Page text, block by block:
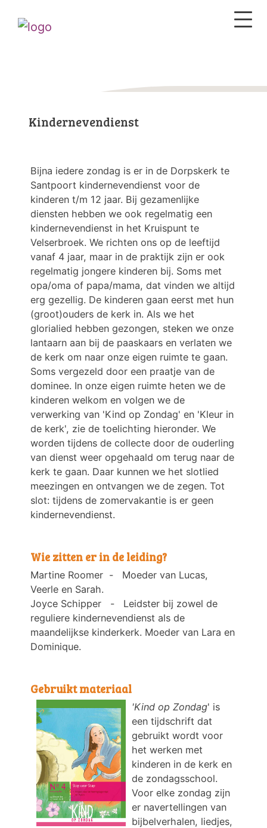
Kindernevendienst
Bijna iedere zondag is er in de Dorpskerk te
Santpoort kindernevendienst voor de
kinderen t/m 12 jaar. Bij gezamenlijke
diensten hebben we ook regelmatig een
kindernevendienst in het Kruispunt te
Velserbroek. We richten ons op de leeftijd
vanaf 4 jaar, maar in de praktijk zijn er ook
regelmatig jongere kinderen bij. Soms met
opa/oma of papa/mama, dat vinden we altijd
erg gezellig. De kinderen gaan eerst met hun
(groot)ouders de kerk in. Als we het
glorialied hebben gezongen, steken we onze
lantaarn aan bij de paaskaars en verlaten we
de kerk om naar onze eigen ruimte te gaan.
Soms vergezeld door een praatje van de
dominee. In onze eigen ruimte heten we de
kinderen welkom en volgen we de
verwerking van 'Kind op Zondag' en 'Kleur in
de kerk', zie de toelichting hieronder. We
worden tijdens de collecte door de ouderling
van dienst weer opgehaald om terug naar de
kerk te gaan. Daar kunnen we het slotlied
meezingen en ontvangen we de zegen. Tot
slot: tijdens de zomervakantie is er geen
kindernevendienst.
Wie zitten er in de leiding?
Martine Roomer - Moeder van Lucas,
Veerle en Sarah.
Joyce Schipper - Leidster bij zowel de
reguliere kindernevendienst als de
maandelijkse kinderkerk. Moeder van Lara en
Dominique.
Gebruikt materiaal
'Kind op Zondag' is
een tijdschrift dat
gebruikt wordt voor
het werken met
kinderen in de kerk en
de zondagsschool.
Voor elke zondag zijn
er navertellingen van
bijbelverhalen, liedjes,